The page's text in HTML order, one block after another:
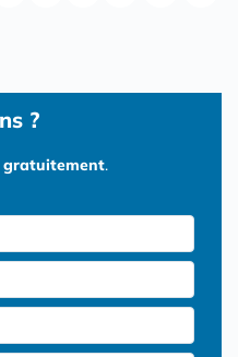
?
gratuitement.